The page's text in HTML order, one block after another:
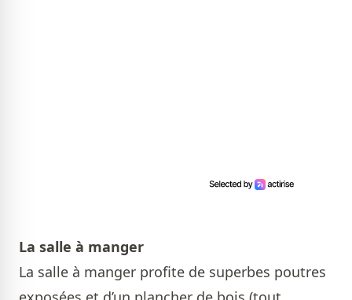
La salle à manger
La salle à manger profite de superbes poutres